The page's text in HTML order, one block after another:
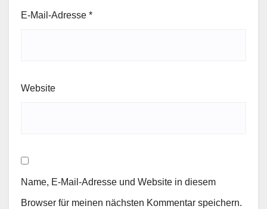
E-Mail-Adresse *
Website
Name, E-Mail-Adresse und Website in diesem
Browser für meinen nächsten Kommentar speichern.